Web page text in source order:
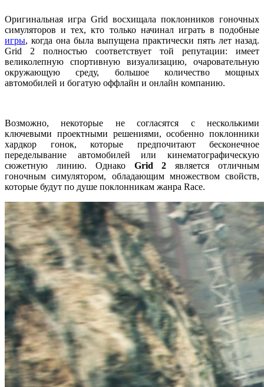
Оригинальная игра Grid восхищала поклонников гоночных
симуляторов и тех, кто только начинал играть в подобные
игры, когда она была выпущена практически пять лет назад.
Grid 2 полностью соответствует той репутации: имеет
великолепную спортивную визуализацию, очаровательную
окружающую среду, большое количество мощных
автомобилей и богатую оффлайн и онлайн компанию.
Возможно, некоторые не согласятся с несколькими
ключевыми проектными решениями, особенно поклонники
хардкор гонок, которые предпочитают бесконечное
переделывание автомобилей или кинематографическую
сюжетную линию. Однако Grid 2 является отличным
гоночным симулятором, обладающим множеством свойств,
которые будут по душе поклонникам жанра Race.